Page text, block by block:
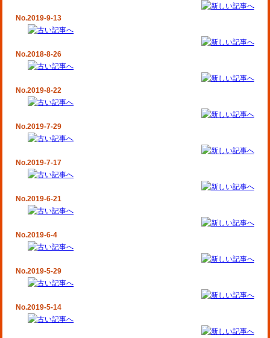
No.2019-9-13
No.2018-8-26
No.2019-8-22
No.2019-7-29
No.2019-7-17
No.2019-6-21
No.2019-6-4
No.2019-5-29
No.2019-5-14